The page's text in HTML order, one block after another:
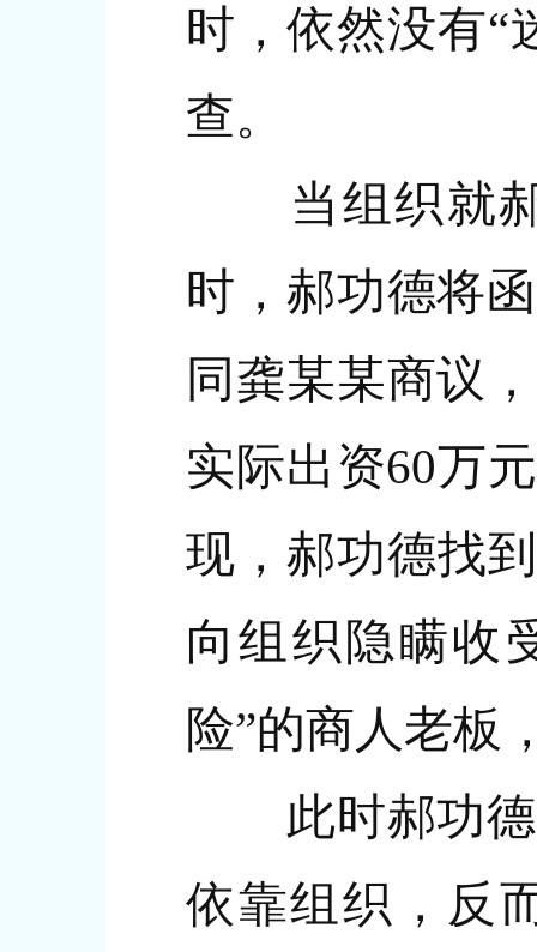
时，依然没有“
查。
当组织就郝
时，郝功德将
同龚某某商议
实际出资60万
现，郝功德找
向组织隐瞒收
险”的商人老板
此时郝功德
依靠组织，反